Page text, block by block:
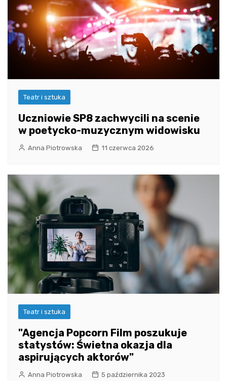
Teatr i sztuka
Uczniowie SP8 zachwycili na scenie
w poetycko-muzycznym widowisku
Anna Piotrowska 11 czerwca 2026
Teatr i sztuka
"Agencja Popcorn Film poszukuje
statystów: Świetna okazja dla
aspirujących aktorów"
Anna Piotrowska 5 października 2023